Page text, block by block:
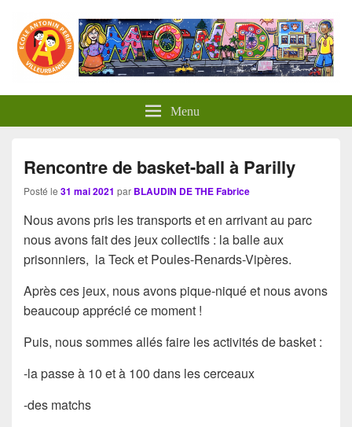
Menu
Rencontre de basket-ball à Parilly
Posté le 31 mai 2021 par BLAUDIN DE THE Fabrice
Nous avons pris les transports et en arrivant au parc
nous avons fait des jeux collectifs : la balle aux
prisonniers, la Teck et Poules-Renards-Vipères.
Après ces jeux, nous avons pique-niqué et nous avons
beaucoup apprécié ce moment !
Puis, nous sommes allés faire les activités de basket :
-la passe à 10 et à 100 dans les cerceaux
-des matchs